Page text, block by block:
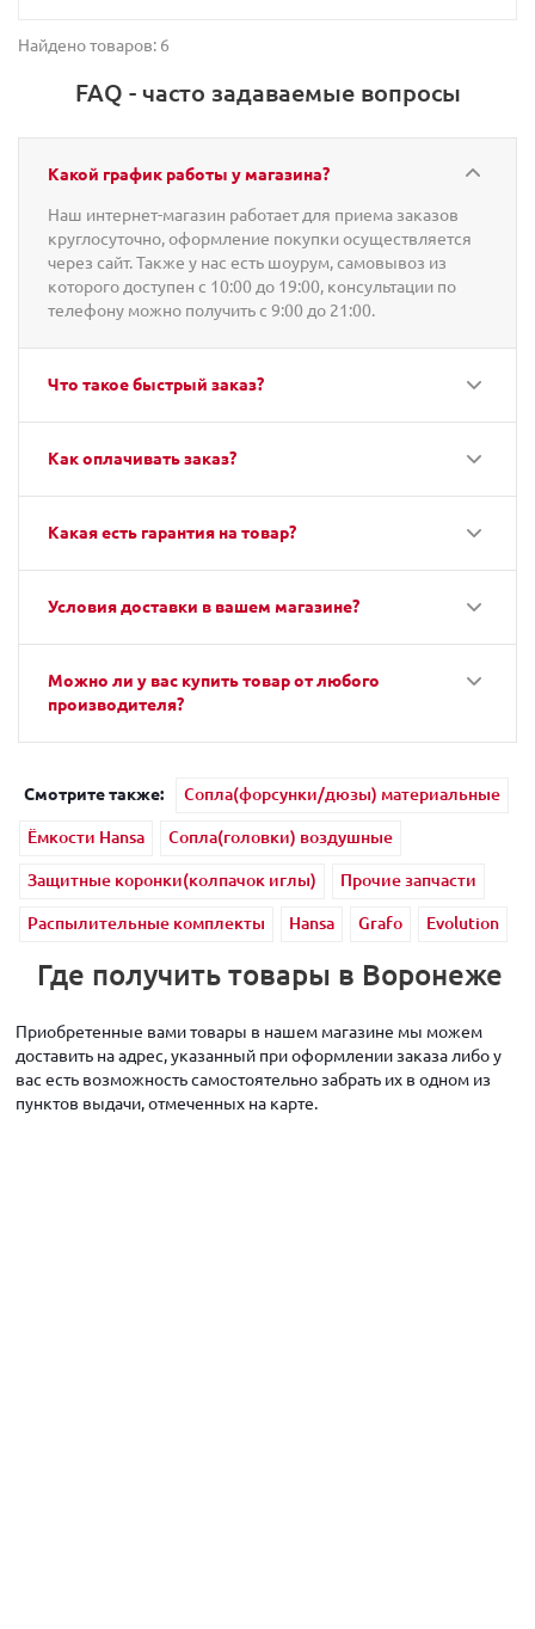
Найдено товаров: 6
FAQ - часто задаваемые вопросы
Какой график работы у магазина?
Наш интернет-магазин работает для приема заказов
круглосуточно, оформление покупки осуществляется
через сайт. Также у нас есть шоурум, самовывоз из
которого доступен с 10:00 до 19:00, консультации по
телефону можно получить с 9:00 до 21:00.
Что такое быстрый заказ?
Как оплачивать заказ?
Какая есть гарантия на товар?
Условия доставки в вашем магазине?
Можно ли у вас купить товар от любого
производителя?
Смотрите также:
Сопла(форсунки/дюзы) материальные
Ёмкости Hansa
Сопла(головки) воздушные
Защитные коронки(колпачок иглы)
Прочие запчасти
Распылительные комплекты
Hansa Grafo Evolution
Где получить товары в Воронеже
Приобретенные вами товары в нашем магазине мы можем
доставить на адрес, указанный при оформлении заказа либо у
вас есть возможность самостоятельно забрать их в одном из
пунктов выдачи, отмеченных на карте.